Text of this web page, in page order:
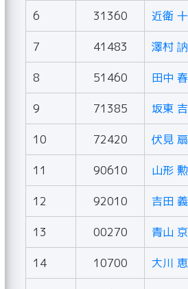
6 31360 近衛
7 41483 澤村
8 51460 田中
9 71385 坂東
10 72420 伏見
11 90610 山形 勲
12 92010 吉田
13 00270 青山
14 10700 大川